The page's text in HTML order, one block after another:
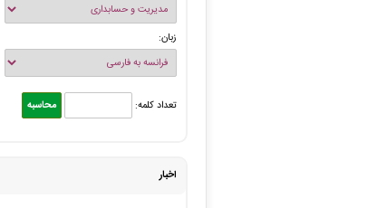
زبان:
تعداد کلمه:
اخبار